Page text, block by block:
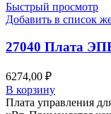
Быстрый просмотр
Добавить в список
27040 Плата
6274,00 ₽
В корзину
Плата управления